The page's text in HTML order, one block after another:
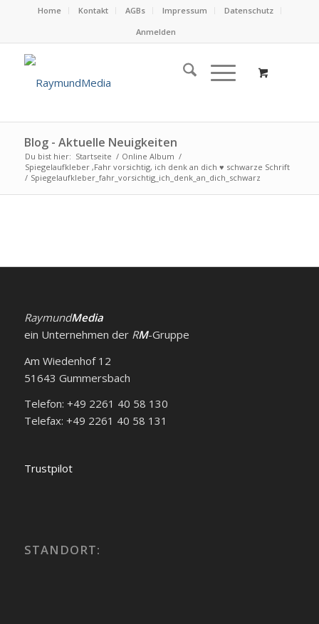
Home Kontakt AGBs Impressum
Datenschutz
Anmelden
Blog - Aktuelle Neuigkeiten
Du bist hier: Startseite / Online Album /
Spiegelaufkleber ‚Fahr vorsichtig, ich denk an dich ♥ schwarze Schrift
/ Spiegelaufkleber_fahr_vorsichtig_ich_denk_an_dich_schwarz
RaymundMedia
ein Unternehmen der RM-Gruppe
Am Wiedenhof 12
51643 Gummersbach
Telefon: +49 2261 40 58 130
Telefax: +49 2261 40 58 131
Trustpilot
STANDORT: